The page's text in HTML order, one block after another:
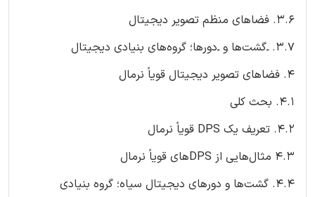
۳.۶. فضاهای منظم تصویر دیجیتال
۳.۷. ـ‌گشت‌ها و ـ‌دورها؛ گروه‌های بنیادی دیجیتال
۴. فضاهای تصویر دیجیتال قویاً نرمال
۴.۱. بحث کلی
۴.۲. تعریف یک DPS قویاً نرمال
۴.۳ مثال‌هایی از DPSهای قویاً نرمال
۴.۴. گشت‌ها و دورهای دیجیتال سیاه؛ گروه بنیادی